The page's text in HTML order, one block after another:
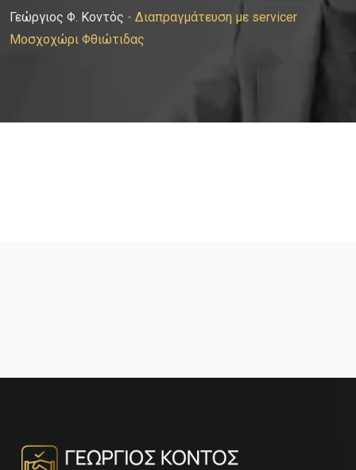
Γεώργιος Φ. Κοντός - Διαπραγμάτευση με servicer
Μοσχοχώρι Φθιώτιδας